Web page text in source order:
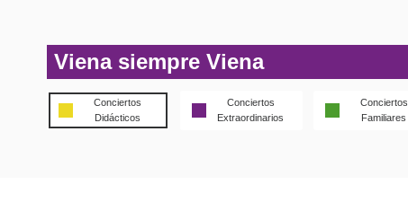
Viena siempre Viena
Conciertos
Didácticos
Conciertos
Extraordinarios
Conciertos
Familiares